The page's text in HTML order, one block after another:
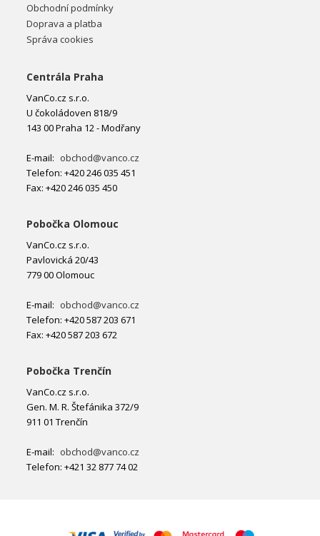
Obchodní podmínky
Doprava a platba
Správa cookies
Centrála Praha
VanCo.cz s.r.o.
U čokoládoven 818/9
143 00 Praha 12 - Modřany
E-mail: obchod@vanco.cz
Telefon: +420 246 035 451
Fax: +420 246 035 450
Pobočka Olomouc
VanCo.cz s.r.o.
Pavlovická 20/43
779 00 Olomouc
E-mail: obchod@vanco.cz
Telefon: +420 587 203 671
Fax: +420 587 203 672
Pobočka Trenčín
VanCo.cz s.r.o.
Gen. M. R. Štefánika 372/9
911 01 Trenčín
E-mail: obchod@vanco.cz
Telefon: +421 32 877 74 02